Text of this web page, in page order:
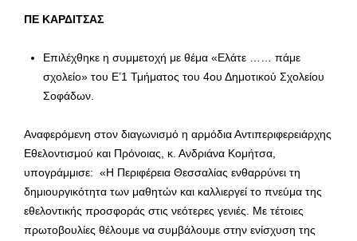
ΠΕ ΚΑΡΔΙΤΣΑΣ
Επιλέχθηκε η συμμετοχή με θέμα «Ελάτε …… πάμε
σχολείο» του Ε’1 Τμήματος του 4ου Δημοτικού Σχολείου
Σοφάδων.
Αναφερόμενη στον διαγωνισμό η αρμόδια Αντιπεριφερειάρχης
Εθελοντισμού και Πρόνοιας, κ. Ανδριάνα Κομήτσα,
υπογράμμισε: «Η Περιφέρεια Θεσσαλίας ενθαρρύνει τη
δημιουργικότητα των μαθητών και καλλιεργεί το πνεύμα της
εθελοντικής προσφοράς στις νεότερες γενιές. Με τέτοιες
πρωτοβουλίες θέλουμε να συμβάλουμε στην ενίσχυση της